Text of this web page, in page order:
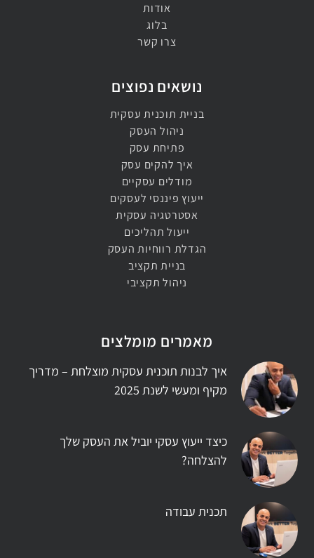
אודות
בלוג
צרו קשר
נושאים נפוצים
בניית תוכנית עסקית
ניהול העסק
פתיחת עסק
איך להקים עסק
מודלים עסקיים
ייעוץ פיננסי לעסקים
אסטרטגיה עסקית
ייעול תהליכים
הגדלת רווחיות העסק
בניית תקציב
ניהול תקציבי
מאמרים מומלצים
איך לבנות תוכנית עסקית מוצלחת – מדריך
מקיף ומעשי לשנת 2025
כיצד ייעוץ עסקי יוביל את העסק שלך
להצלחה?
תכנית עבודה